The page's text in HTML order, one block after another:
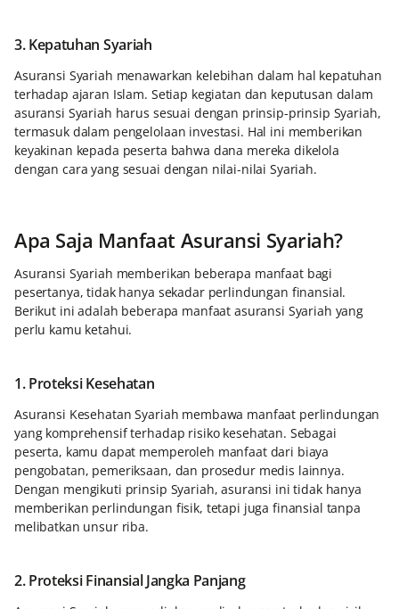
3. Kepatuhan Syariah
Asuransi Syariah menawarkan kelebihan dalam hal kepatuhan
terhadap ajaran Islam. Setiap kegiatan dan keputusan dalam
asuransi Syariah harus sesuai dengan prinsip-prinsip Syariah,
termasuk dalam pengelolaan investasi. Hal ini memberikan
keyakinan kepada peserta bahwa dana mereka dikelola
dengan cara yang sesuai dengan nilai-nilai Syariah.
Apa Saja Manfaat Asuransi Syariah?
Asuransi Syariah memberikan beberapa manfaat bagi
pesertanya, tidak hanya sekadar perlindungan finansial.
Berikut ini adalah beberapa manfaat asuransi Syariah yang
perlu kamu ketahui.
1. Proteksi Kesehatan
Asuransi Kesehatan Syariah membawa manfaat perlindungan
yang komprehensif terhadap risiko kesehatan. Sebagai
peserta, kamu dapat memperoleh manfaat dari biaya
pengobatan, pemeriksaan, dan prosedur medis lainnya.
Dengan mengikuti prinsip Syariah, asuransi ini tidak hanya
memberikan perlindungan fisik, tetapi juga finansial tanpa
melibatkan unsur riba.
2. Proteksi Finansial Jangka Panjang